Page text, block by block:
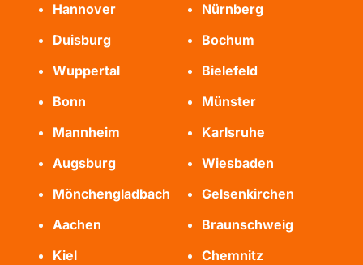
Hannover
Nürnberg
Duisburg
Bochum
Wuppertal
Bielefeld
Bonn
Münster
Mannheim
Karlsruhe
Augsburg
Wiesbaden
Mönchengladbach
Gelsenkirchen
Aachen
Braunschweig
Kiel
Chemnitz